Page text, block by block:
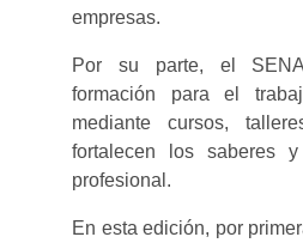
empresas.
Por su parte, el
formación para el
mediante cursos,
fortalecen los saberes
profesional.
En esta edición, por